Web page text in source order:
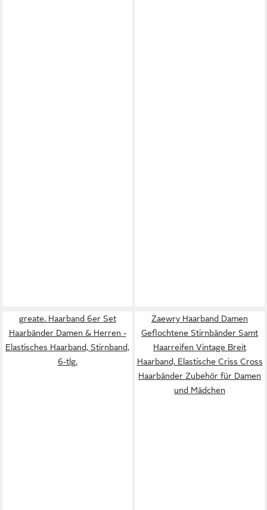
greate. Haarband 6er Set
Haarbänder Damen & Herren -
Elastisches Haarband, Stirnband,
6-tlg.
Zaewry Haarband Damen
Geflochtene Stirnbänder Samt
Haarreifen Vintage Breit
Haarband, Elastische Criss Cross
Haarbänder Zubehör für Damen
und Mädchen